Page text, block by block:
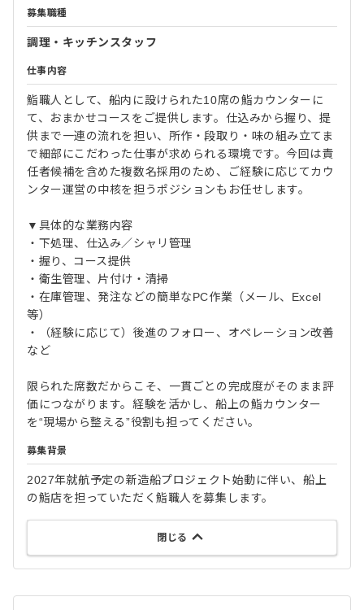
募集職種
調理・キッチンスタッフ
仕事内容
鮨職人として、船内に設けられた10席の鮨カウンターに
て、おまかせコースをご提供します。仕込みから握り、提
供まで一連の流れを担い、所作・段取り・味の組み立てま
で細部にこだわった仕事が求められる環境です。今回は責
任者候補を含めた複数名採用のため、ご経験に応じてカウ
ンター運営の中核を担うポジションもお任せします。
▼具体的な業務内容
・下処理、仕込み／シャリ管理
・握り、コース提供
・衛生管理、片付け・清掃
・在庫管理、発注などの簡単なPC作業（メール、Excel
等）
・（経験に応じて）後進のフォロー、オペレーション改善
など
限られた席数だからこそ、一貫ごとの完成度がそのまま評
価につながります。経験を活かし、船上の鮨カウンター
を“現場から整える”役割も担ってください。
募集背景
2027年就航予定の新造船プロジェクト始動に伴い、船上
の鮨店を担っていただく鮨職人を募集します。
閉じる